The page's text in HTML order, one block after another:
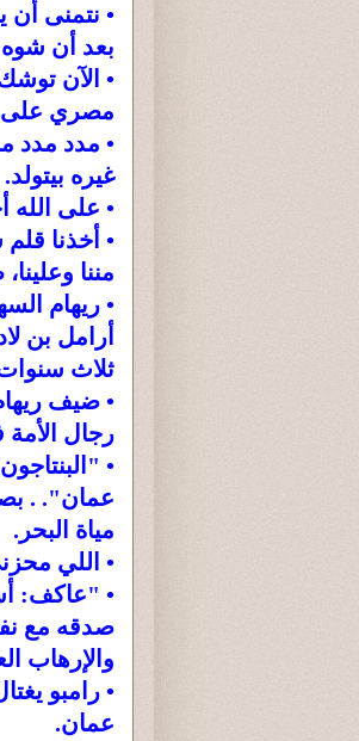
• نتمنى أن
بعد أن
• الآن توشك
مصري على
• مدد مدد
غيره
• على الله
• أخذنا
مننا
أرامل بن
ثلاث
• ضيف
رجال
•
عمان". .
مياة البحر.
• اللي
• "عاكف:
صدقه مع
والإرهاب
• رامبو
عمان.